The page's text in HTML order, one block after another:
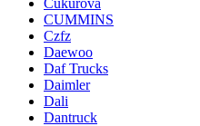
Cukurova
CUMMINS
Czfz
Daewoo
Daf Trucks
Daimler
Dali
Dantruck